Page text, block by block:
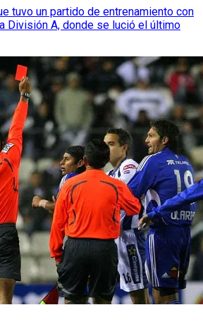
tuvo un partido de entrenamiento con
División A, donde se lució el último